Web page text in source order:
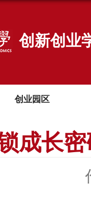
创新创业
创业园区
成长